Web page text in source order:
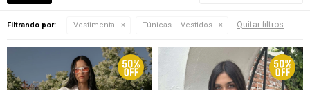
Filtrando por: Vestimenta Túnicas + Vestidos Quitar filtros